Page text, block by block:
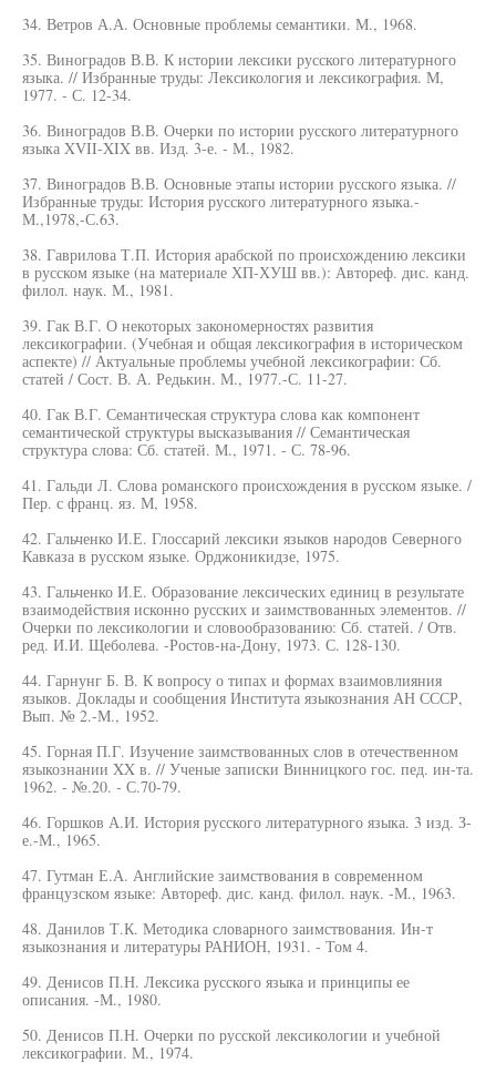
34. Ветров А.А. Основные проблемы семантики. М., 1968.
35. Виноградов В.В. К истории лексики русского литературного
языка. // Избранные труды: Лексикология и лексикография. М,
1977. - С. 12-34.
36. Виноградов В.В. Очерки по истории русского литературного
языка XVII-XIX вв. Изд. 3-е. - М., 1982.
37. Виноградов В.В. Основные этапы истории русского языка. //
Избранные труды: История русского литературного языка.-
М.,1978,-С.63.
38. Гаврилова Т.П. История арабской по происхождению лексики
в русском языке (на материале ХП-ХУШ вв.): Автореф. дис. канд.
филол. наук. М., 1981.
39. Гак В.Г. О некоторых закономерностях развития
лексикографии. (Учебная и общая лексикография в историческом
аспекте) // Актуальные проблемы учебной лексикографии: Сб.
статей / Сост. В. А. Редькин. М., 1977.-С. 11-27.
40. Гак В.Г. Семантическая структура слова как компонент
семантической структуры высказывания // Семантическая
структура слова: Сб. статей. М., 1971. - С. 78-96.
41. Гальди Л. Слова романского происхождения в русском языке. /
Пер. с франц. яз. М, 1958.
42. Гальченко И.Е. Глоссарий лексики языков народов Северного
Кавказа в русском языке. Орджоникидзе, 1975.
43. Гальченко И.Е. Образование лексических единиц в результате
взаимодействия исконно русских и заимствованных элементов. //
Очерки по лексикологии и словообразованию: Сб. статей. / Отв.
ред. И.И. Щеболева. -Ростов-на-Дону, 1973. С. 128-130.
44. Гарнунг Б. В. К вопросу о типах и формах взаимовлияния
языков. Доклады и сообщения Института языкознания АН СССР,
Вып. № 2.-М., 1952.
45. Горная П.Г. Изучение заимствованных слов в отечественном
языкознании XX в. // Ученые записки Винницкого гос. пед. ин-та.
1962. - №.20. - С.70-79.
46. Горшков А.И. История русского литературного языка. 3 изд. З-
е.-М., 1965.
47. Гутман Е.А. Английские заимствования в современном
французском языке: Автореф. дис. канд. филол. наук. -М., 1963.
48. Данилов Т.К. Методика словарного заимствования. Ин-т
языкознания и литературы РАНИОН, 1931. - Том 4.
49. Денисов П.Н. Лексика русского языка и принципы ее
описания. -М., 1980.
50. Денисов П.Н. Очерки по русской лексикологии и учебной
лексикографии. М., 1974.